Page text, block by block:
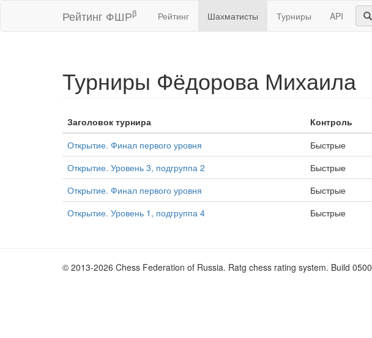
Рейтинг ФШРβ Рейтинг Шахматисты Турниры API
Турниры Фёдорова Михаила
Заголовок турнира Контроль
Открытие. Финал первого уровня Быстрые
Открытие. Уровень 3, подгруппа 2
Быстрые
Открытие. Финал первого уровня
Быстрые
Открытие. Уровень 1, подгруппа 4
Быстрые
© 2013-2026 Chess Federation of Russia. Ratg chess rating system. Build 0500